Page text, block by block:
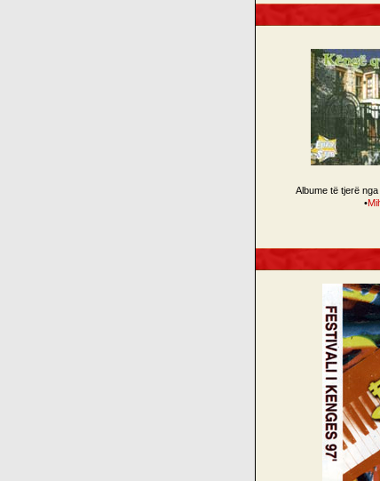
Albume të tjerë nga
•